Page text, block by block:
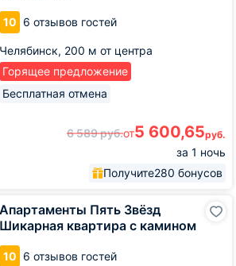
10 6 отзывов гостей
Челябинск, 200 м от центра
Горящее предложение
Бесплатная отмена
6 589руб.от5 600,65руб.
за 1 ночь
Получите280 бонусов
Апартаменты Пять Звёзд
Шикарная квартира с камином
10 6 отзывов гостей